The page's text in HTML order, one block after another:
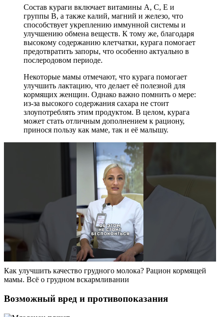
Состав кураги включает витамины A, C, E и
группы B, а также калий, магний и железо, что
способствует укреплению иммунной системы и
улучшению обмена веществ. К тому же, благодаря
высокому содержанию клетчатки, курага помогает
предотвратить запоры, что особенно актуально в
послеродовом периоде.
Некоторые мамы отмечают, что курага помогает
улучшить лактацию, что делает её полезной для
кормящих женщин. Однако важно помнить о мере:
из-за высокого содержания сахара не стоит
злоупотреблять этим продуктом. В целом, курага
может стать отличным дополнением к рациону,
принося пользу как маме, так и её малышу.
Как улучшить качество грудного молока? Рацион кормящей
мамы. Всё о грудном вскармливании
Возможный вред и противопоказания